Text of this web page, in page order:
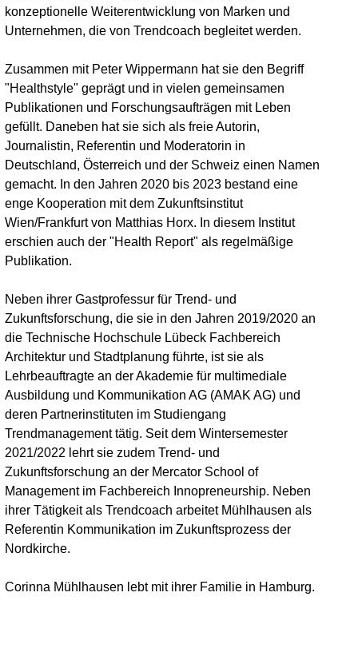
konzeptionelle Weiterentwicklung von Marken und
Unternehmen, die von Trendcoach begleitet werden.
Zusammen mit Peter Wippermann hat sie den Begriff
"Healthstyle" geprägt und in vielen gemeinsamen
Publikationen und Forschungsaufträgen mit Leben
gefüllt. Daneben hat sie sich als freie Autorin,
Journalistin, Referentin und Moderatorin in
Deutschland, Österreich und der Schweiz einen Namen
gemacht. In den Jahren 2020 bis 2023 bestand eine
enge Kooperation mit dem Zukunftsinstitut
Wien/Frankfurt von Matthias Horx. In diesem Institut
erschien auch der "Health Report" als regelmäßige
Publikation.
Neben ihrer Gastprofessur für Trend- und
Zukunftsforschung, die sie in den Jahren 2019/2020 an
die Technische Hochschule Lübeck Fachbereich
Architektur und Stadtplanung führte, ist sie als
Lehrbeauftragte an der Akademie für multimediale
Ausbildung und Kommunikation AG (AMAK AG) und
deren Partnerinstituten im Studiengang
Trendmanagement tätig. Seit dem Wintersemester
2021/2022 lehrt sie zudem Trend- und
Zukunftsforschung an der Mercator School of
Management im Fachbereich Innopreneurship. Neben
ihrer Tätigkeit als Trendcoach arbeitet Mühlhausen als
Referentin Kommunikation im Zukunftsprozess der
Nordkirche.
Corinna Mühlhausen lebt mit ihrer Familie in Hamburg.